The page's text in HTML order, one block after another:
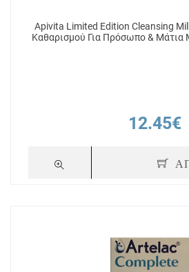
Apivita Limited Edition Cleansing
Καθαρισμού Για Πρόσωπο & Μάτια
12.45€